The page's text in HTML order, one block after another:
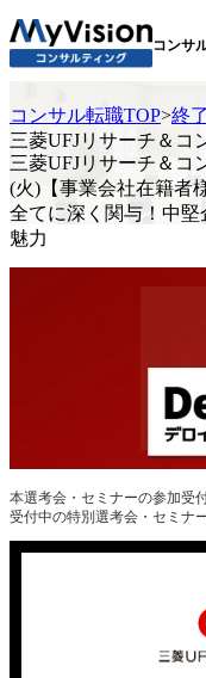
コンサ
コンサル転職TOP>終
三菱UFJリサーチ＆コ
三菱UFJリサーチ＆コ
(火)【事業会社在籍者
全てに深く関与！中
魅力
本選考会・セミナーの参加受
受付中の特別選考会・セミナ